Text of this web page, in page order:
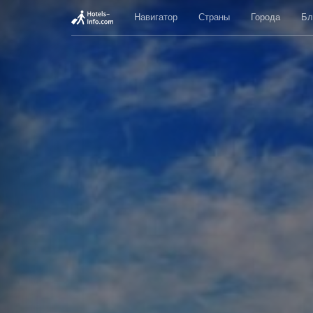
Навигатор Страны Города